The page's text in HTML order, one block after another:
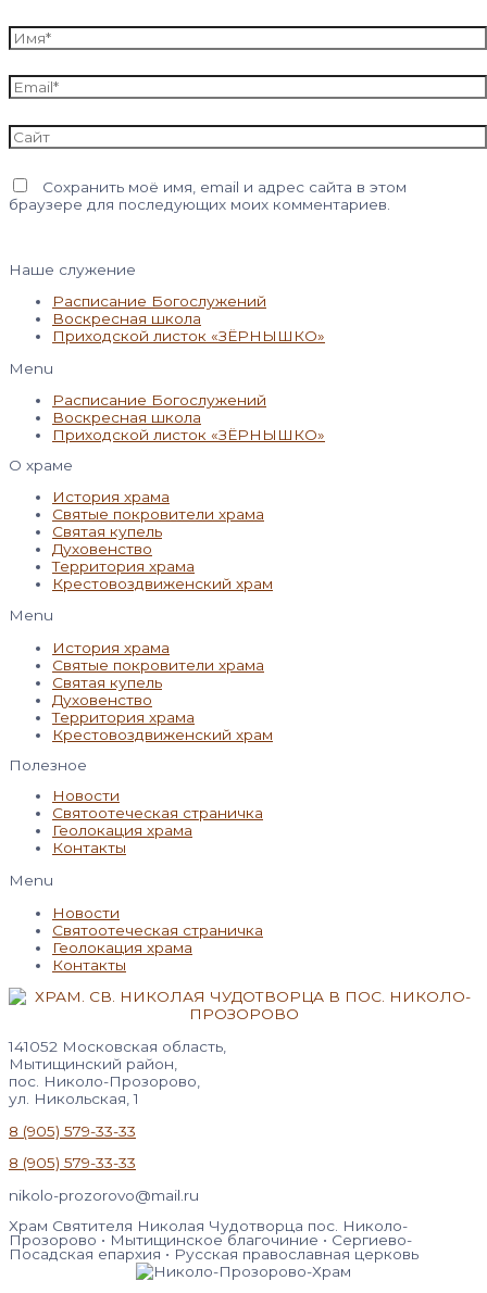
Имя*
Email*
Сайт
Сохранить моё имя, email и адрес сайта в этом
браузере для последующих моих комментариев.
Наше служение
Расписание Богослужений
Воскресная школа
Приходской листок «ЗЁРНЫШКО»
Menu
Расписание Богослужений
Воскресная школа
Приходской листок «ЗЁРНЫШКО»
О храме
История храма
Святые покровители храма
Святая купель
Духовенство
Территория храма
Крестовоздвиженский храм
Menu
История храма
Святые покровители храма
Святая купель
Духовенство
Территория храма
Крестовоздвиженский храм
Полезное
Новости
Святоотеческая страничка
Геолокация храма
Контакты
Menu
Новости
Святоотеческая страничка
Геолокация храма
Контакты
141052 Московская область,
Мытищинский район,
пос. Николо-Прозорово,
ул. Никольская, 1
8 (905) 579-33-33
8 (905) 579-33-33
nikolo-prozorovo@mail.ru
Храм Святителя Николая Чудотворца пос. Николо-
Прозорово • Мытищинское благочиние • Сергиево-
Посадская епархия • Русская православная церковь